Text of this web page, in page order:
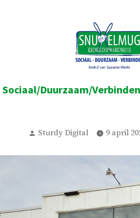
Sociaal/Duurzaam/Verbinden
Geplaatst
Sturdy Digital 9 april